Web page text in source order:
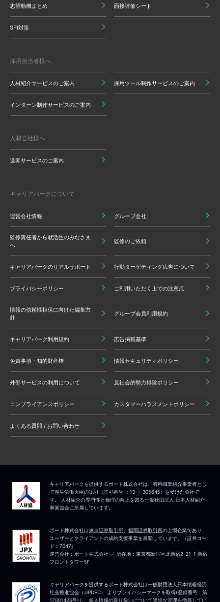
志望動機まとめ 面接評価シート
SPI対策
採用担当者様へ
人材紹介サービスのご案内 採用ツール制作サービスのご案内
インターン制作サービスのご案内
人材会社様へ
送客サービスのご案内
キャリアパークについて
運営会社情報 グループ会社
監修責任者から就活生のみなさま
へ
監修のご依頼
キャリアパークのリアルサポート 行動ターゲティング広告について
プライバシーポリシー ご利用いただく上での注意点
情報の信頼性担保に向けた編集方
針
グループ会員利用規約
キャリアパーク利用規約 広告掲載基準
免責事項・知的財産権 情報セキュリティポリシー
外部サービスの利用について 反社会的勢力排除ポリシー
コンプライアンスポリシー カスタマーハラスメントポリシー
よくある質問 / お問い合わせ